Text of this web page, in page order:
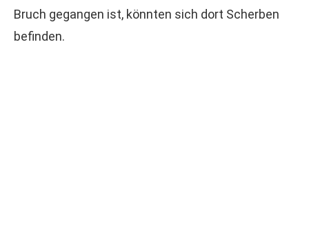
Bruch gegangen ist, könnten sich dort Scherben
befinden.